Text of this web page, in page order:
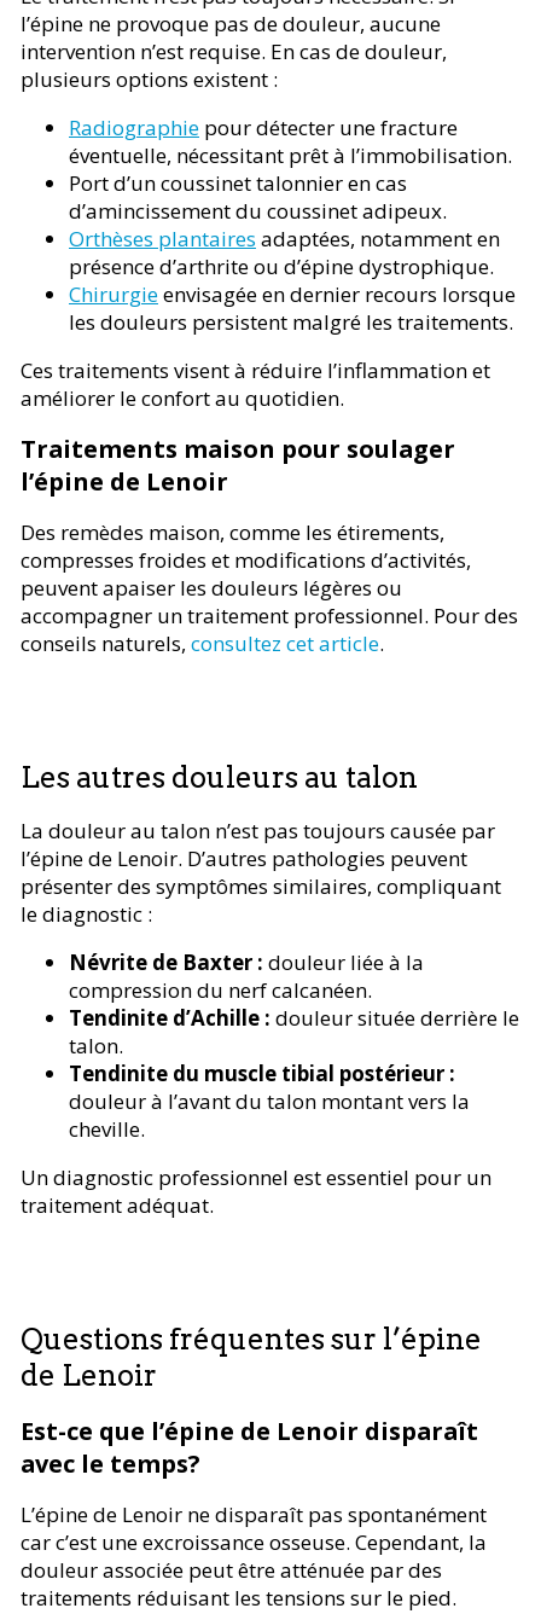
l’épine ne provoque pas de douleur, aucune
intervention n’est requise. En cas de douleur,
plusieurs options existent :
Radiographie pour détecter une fracture
éventuelle, nécessitant prêt à l’immobilisation.
Port d’un coussinet talonnier en cas
d’amincissement du coussinet adipeux.
Orthèses plantaires adaptées, notamment en
présence d’arthrite ou d’épine dystrophique.
Chirurgieenvisagée en dernier recours lorsque
les douleurs persistent malgré les traitements.
Ces traitements visent à réduire l’inflammation et
améliorer le confort au quotidien.
Traitements maison pour soulager
l’épine de Lenoir
Des remèdes maison, comme les étirements,
compresses froides et modifications d’activités,
peuvent apaiser les douleurs légères ou
accompagner un traitement professionnel. Pour des
conseils naturels, consultez cet article.
Les autres douleurs au talon
La douleur au talon n’est pas toujours causée par
l’épine de Lenoir. D’autres pathologies peuvent
présenter des symptômes similaires, compliquant
le diagnostic :
Névrite de Baxter : douleur liée à la
compression du nerf calcanéen.
Tendinite d’Achille : douleur située derrière le
talon.
Tendinite du muscle tibial postérieur :
douleur à l’avant du talon montant vers la
cheville.
Un diagnostic professionnel est essentiel pour un
traitement adéquat.
Questions fréquentes sur l’épine
de Lenoir
Est-ce que l’épine de Lenoir disparaît
avec le temps?
L’épine de Lenoir ne disparaît pas spontanément
car c’est une excroissance osseuse. Cependant, la
douleur associée peut être atténuée par des
traitements réduisant les tensions sur le pied.